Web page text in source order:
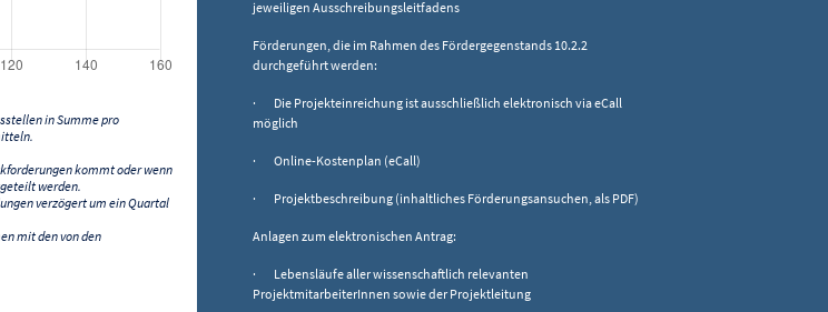
in Summe pro
kommt oder wenn
werden.
verzögert um ein Quartal
mit den von den
jeweiligen Ausschreibungsleitfadens
Förderungen, die im Rahmen des Fördergegenstands 10.2.2
durchgeführt werden:
· Die Projekteinreichung ist ausschließlich elektronisch via eCall
möglich
· Online-Kostenplan (eCall)
· Projektbeschreibung (inhaltliches Förderungsansuchen, als PDF)
Anlagen zum elektronischen Antrag:
· Lebensläufe aller wissenschaftlich relevanten
ProjektmitarbeiterInnen sowie der Projektleitung